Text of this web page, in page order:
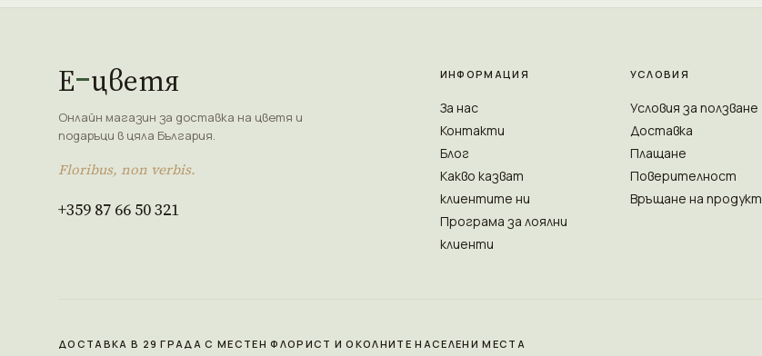
Е цветя
Онлайн магазин за доставка на цветя и
подаръци в цяла България.
Floribus, non verbis.
+359 87 66 50 321
ИНФОРМАЦИЯ
За нас
Контакти
Блог
Какво казват
клиентите ни
Програма за лоялни
клиенти
УСЛОВИЯ
Условия за ползване
Доставка
Плащане
Поверителност
Връщане на продукт
ДОСТАВКА В 29 ГРАДА С МЕСТЕН ФЛОРИСТ И ОКОЛНИТЕ НАСЕЛЕНИ МЕСТА